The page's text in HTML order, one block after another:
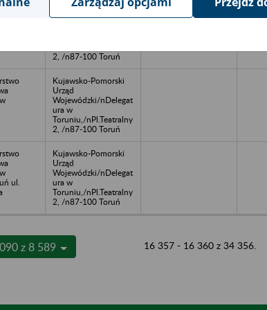
Kujawsko-Pomorski
Urząd
2, /n87-100 Toruń
Kujawsko-Pomorski
Urząd
Wojewódzki/nDelegat
ura w
Toruniu,/nPl.Teatralny
2, /n87-100 Toruń
ul.
Kujawsko-Pomorski
Urząd
Wojewódzki/nDelegat
ura w
Toruniu,/nPl.Teatralny
2, /n87-100 Toruń
z 8 589 16 357 - 16 360 z 34 356.